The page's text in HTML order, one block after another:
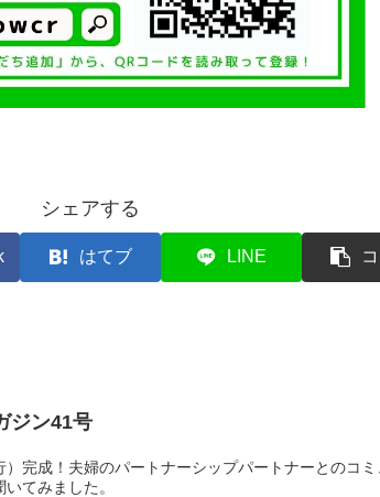
シェアする
はてブ LINE
ジン41号
）完成！夫婦のパートナーシップパートナーとのコ
てみました。